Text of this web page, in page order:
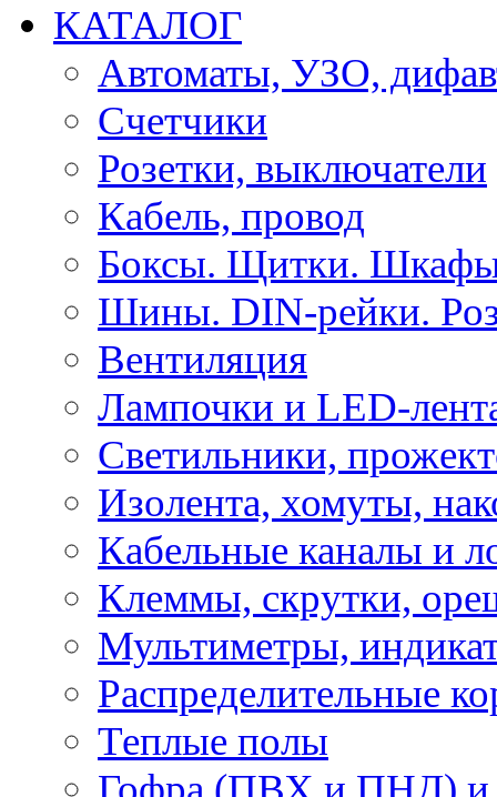
КАТАЛОГ
Автоматы, УЗО,
Счетчики
Розетки, выключатели
Кабель, провод
Боксы. Щитки.
Шины. DIN-рейки.
Вентиляция
Лампочки и LED-
Светильники,
Изолента, хомуты,
Кабельные каналы и
Клеммы, скрутки,
Мультиметры,
Распределительные
Теплые полы